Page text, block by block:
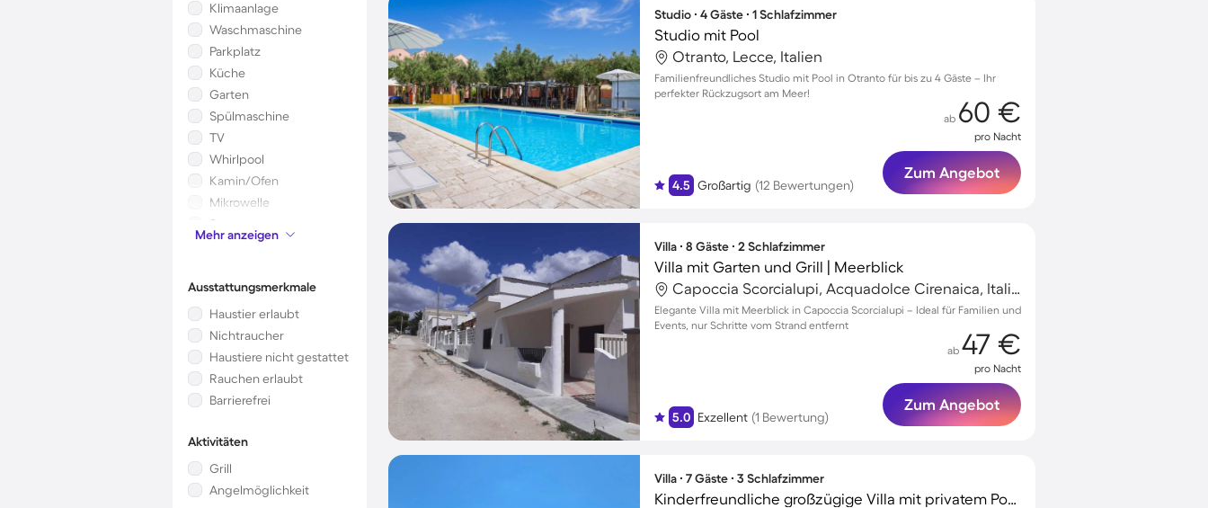
Klimaanlage
Waschmaschine
Parkplatz
Küche
Garten
Spülmaschine
TV
Whirlpool
Kamin/Ofen
Mikrowelle
Sauna
Kinderbett
Mehr anzeigen
Ausstattungsmerkmale
Haustier erlaubt
Nichtraucher
Haustiere nicht gestattet
Rauchen erlaubt
Barrierefrei
Aktivitäten
Grill
Angelmöglichkeit
Studio ∙ 4 Gäste ∙ 1 Schlafzimmer
Studio mit Pool
Otranto, Lecce, Italien
Familienfreundliches Studio mit Pool in Otranto für bis zu 4 Gäste – Ihr
perfekter Rückzugsort am Meer!
4.5 Großartig (12 Bewertungen)
ab 60 €
pro Nacht
Zum Angebot
Villa ∙ 8 Gäste ∙ 2 Schlafzimmer
Villa mit Garten und Grill | Meerblick
Capoccia Scorcialupi, Acquadolce Cirenaica, Italien
Elegante Villa mit Meerblick in Capoccia Scorcialupi – Ideal für Familien und
Events, nur Schritte vom Strand entfernt
5.0 Exzellent (1 Bewertung)
ab 47 €
pro Nacht
Zum Angebot
Villa ∙ 7 Gäste ∙ 3 Schlafzimmer
Kinderfreundliche großzügige Villa mit privatem Pool, Terrasse und Garten | Naturblick